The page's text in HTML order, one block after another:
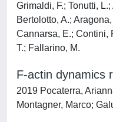
Grimaldi, F.; Tonutti,
Bertolotto, A.;
Cannarsa, E.; Contini,
T.; Fallarino, M.
F-actin dynamics
2019 Pocaterra,
Montagner, Marco;